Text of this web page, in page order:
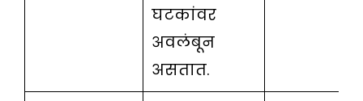
घटकांवर
अवलंबून
असतात.